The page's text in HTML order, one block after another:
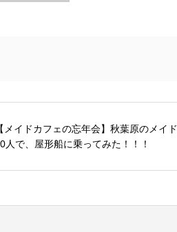
【メイドカフェの忘年会】秋葉原のメイド
人で、屋形船に乗ってみた！！！